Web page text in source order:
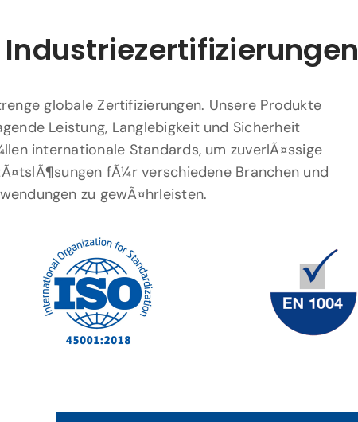
globale Zertifizierungen. Unsere Produkte
Leistung, Langlebigkeit und Sicherheit
internationale Standards, um zuverlÃ¤ssige
fÃ¼r verschiedene Branchen und
zu gewÃ¤hrleisten.